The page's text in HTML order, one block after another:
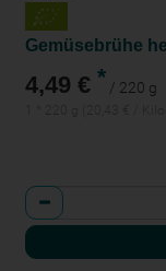
Gemüsebrühe
4,49 € * / 220 g
Anzahl